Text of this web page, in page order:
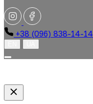
+38 (096) 838-14-14